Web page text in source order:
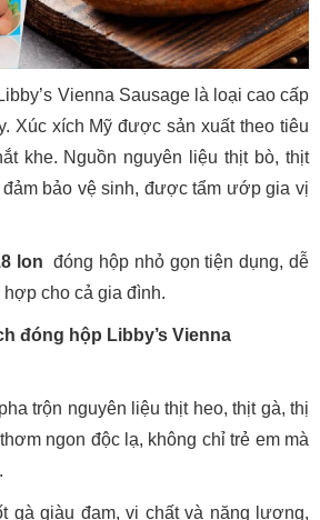
Vienna Sausage là loại cao cấp
Xúc xích Mỹ được sản xuất theo tiêu
khe. Nguồn nguyên liệu thịt bò, thịt
bảo vệ sinh, được tẩm ướp gia vị
lonđóng hộp nhỏ gọn tiện dụng, dễ
cho cả gia đình.
đóng hộp Libby’s Vienna
pha trộn nguyên liệu thịt heo, thịt gà, thị
ngon độc lạ, không chỉ trẻ em mà
gà giàu đạm, vi chất và năng lượng,